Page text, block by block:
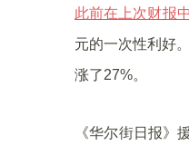
此前在上次财报中
元的一次性利好
涨了27%。
《华尔街日报》